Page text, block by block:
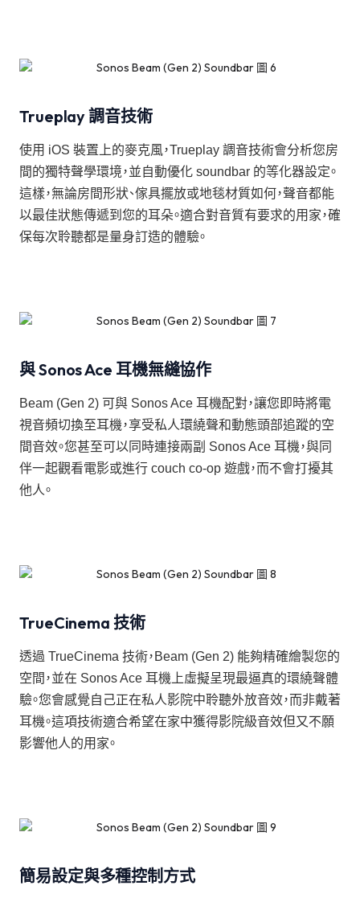
Trueplay 調音技術
使用 iOS 裝置上的麥克風，Trueplay 調音技術會分析您房
間的獨特聲學環境，並自動優化 soundbar 的等化器設定。
這樣，無論房間形狀、傢具擺放或地毯材質如何，聲音都能
以最佳狀態傳遞到您的耳朵。適合對音質有要求的用家，確
保每次聆聽都是量身訂造的體驗。
與 Sonos Ace 耳機無縫協作
Beam (Gen 2) 可與 Sonos Ace 耳機配對，讓您即時將電
視音頻切換至耳機，享受私人環繞聲和動態頭部追蹤的空
間音效。您甚至可以同時連接兩副 Sonos Ace 耳機，與同
伴一起觀看電影或進行 couch co-op 遊戲，而不會打擾其
他人。
TrueCinema 技術
透過 TrueCinema 技術，Beam (Gen 2) 能夠精確繪製您的
空間，並在 Sonos Ace 耳機上虛擬呈現最逼真的環繞聲體
驗。您會感覺自己正在私人影院中聆聽外放音效，而非戴著
耳機。這項技術適合希望在家中獲得影院級音效但又不願
影響他人的用家。
簡易設定與多種控制方式